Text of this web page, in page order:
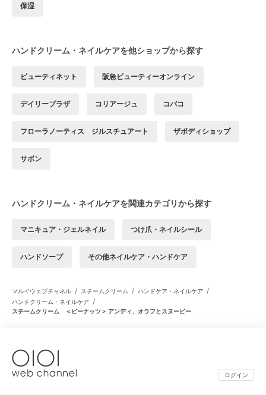
保湿
ハンドクリーム・ネイルケアを他ショップから探す
ビューティネット 阪急ビューティーオンライン
デイリープラザ コリアージュ コバコ
フローラノーティス ジルスチュアート ザボディショップ
サボン
ハンドクリーム・ネイルケアを関連カテゴリから探す
マニキュア・ジェルネイル つけ爪・ネイルシール
ハンドソープ その他ネイルケア・ハンドケア
マルイウェブチャネル / スチームクリーム / ハンドケア・ネイルケア /
ハンドクリーム・ネイルケア /
スチームクリーム ＜ピーナッツ＞ アンディ、オラフとスヌーピー
ログイン